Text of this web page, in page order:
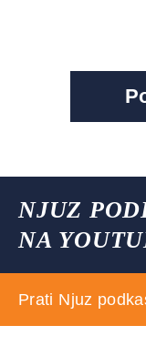
NJUZ
NA
Prati Njuz